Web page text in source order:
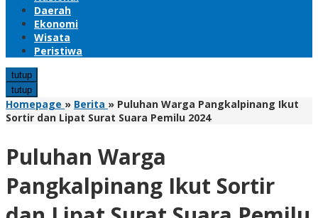
Daerah
Ekonomi
Wisata
Peristiwa
tutup
tutup
Homepage » Berita » Puluhan Warga Pangkalpinang Ikut
Sortir dan Lipat Surat Suara Pemilu 2024
Puluhan Warga
Pangkalpinang Ikut Sortir